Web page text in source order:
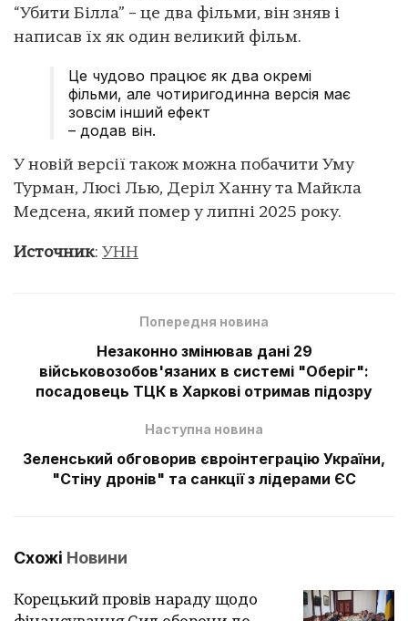
“Убити Білла” – це два фільми, він зняв і
написав їх як один великий фільм.
Це чудово працює як два окремі
фільми, але чотиригодинна версія має
зовсім інший ефект
– додав він.
У новій версії також можна побачити Уму
Турман, Люсі Лью, Деріл Ханну та Майкла
Медсена, який помер у липні 2025 року.
Источник: УНН
Попередня новина
Незаконно змінював дані 29
військовозобов'язаних в системі "Оберіг":
посадовець ТЦК в Харкові отримав підозру
Наступна новина
Зеленський обговорив євроінтеграцію України,
"Стіну дронів" та санкції з лідерами ЄС
Схожі Новини
Корецький провів нараду щодо